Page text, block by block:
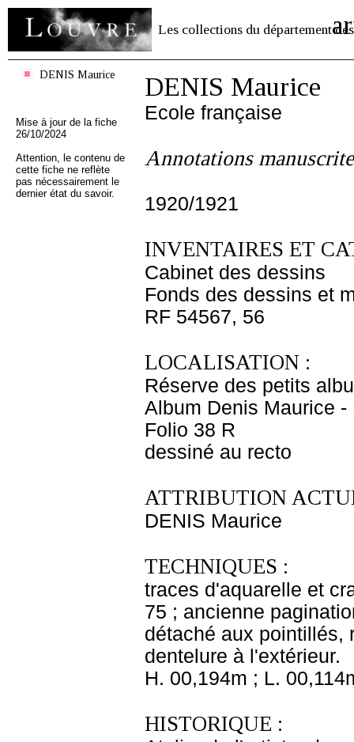
Les collections du département des
DENIS Maurice
Mise à jour de la fiche
26/10/2024
Attention, le contenu de
cette fiche ne reflète
pas nécessairement le
dernier état du savoir.
DENIS Maurice
Ecole française
Annotations
1920/1921
INVENTAIRES ET
Cabinet des dessins
Fonds des dessins et
RF 54567, 56
LOCALISATION :
Réserve des petits
Album Denis Maurice -
Folio 38 R
dessiné au recto
ATTRIBUTION
DENIS Maurice
TECHNIQUES :
traces d'aquarelle et
75 ; ancienne
détaché aux pointillés,
dentelure à l'extérieur.
H. 00,194m ; L.
HISTORIQUE :